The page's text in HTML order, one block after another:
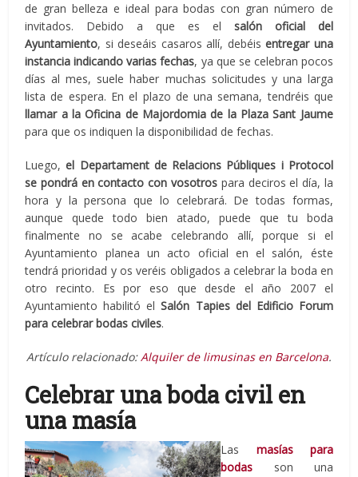
de gran belleza e ideal para bodas con gran número de
invitados. Debido a que es el salón oficial del
Ayuntamiento, si deseáis casaros allí, debéisentregar una
instancia indicando varias fechas, ya que se celebran pocos
días al mes, suele haber muchas solicitudes y una larga
lista de espera. En el plazo de una semana, tendréis que
llamar a la Oficina de Majordomia de la Plaza Sant Jaume
para que os indiquen la disponibilidad de fechas.
Luego,el Departament de Relacions Públiques i Protocol
se pondrá en contacto con vosotros para deciros el día, la
hora y la persona que lo celebrará. De todas formas,
aunque quede todo bien atado, puede que tu boda
finalmente no se acabe celebrando allí, porque si el
Ayuntamiento planea un acto oficial en el salón, éste
tendrá prioridad y os veréis obligados a celebrar la boda en
otro recinto. Es por eso que desde el año 2007 el
Ayuntamiento habilitó elSalón Tapies del Edificio Forum
para celebrar bodas civiles.
Artículo relacionado:Alquiler de limusinas en Barcelona.
Celebrar una boda civil en
una masía
Las masías para
bodas son una